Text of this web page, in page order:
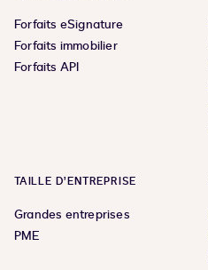
Forfaits eSignature
Forfaits immobilier
Forfaits API
TAILLE D’ENTREPRISE
Grandes entreprises
PME